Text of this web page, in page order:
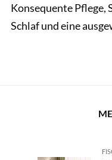
Konsequente Pflege,
Schlaf und eine